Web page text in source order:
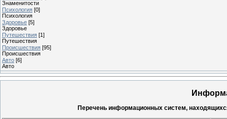
Знаменитости
Психология [0]
Психология
Здоровье [5]
Здоровье
Путешествия [1]
Путешествия
Проиcшествия [95]
Проиcшествия
Авто [6]
Авто
Перечень информационных систем,